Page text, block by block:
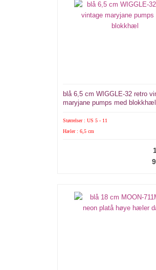
blå 6,5 cm WIGGLE-32 retro
maryjane pumps med blokkhæl
Størrelser : US 5 - 11
Hæler : 6,5 cm